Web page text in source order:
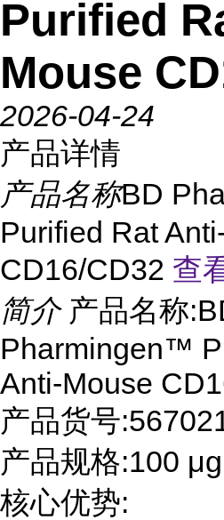
Purified
Mouse
2026-04-24
产品详情
产品名称BD
Purified Rat
CD16/CD32 查
简介 产品名称
Pharmingen™
Anti-Mouse
产品货号
产品规格:100 μg
核心优势: